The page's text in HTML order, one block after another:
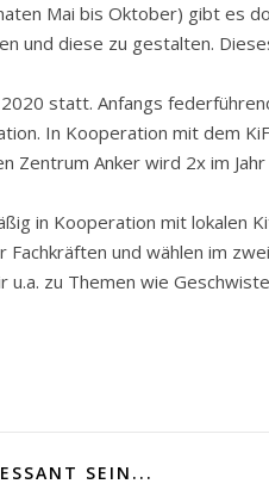
Mai bis Oktober) gibt es
und diese zu gestalten.
statt. Anfangs
In Kooperation mit dem
Zentrum Anker wird 2x im
in Kooperation mit lokalen
und wählen im
zu Themen wie
SEIN...